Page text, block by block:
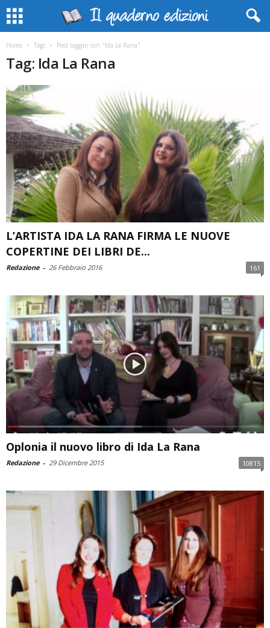
Home Tags Post taggati con "Ida La Rana"
Tag: Ida La Rana
L’ARTISTA IDA LA RANA FIRMA LE NUOVE
COPERTINE DEI LIBRI DE...
Redazione - 26 Febbraio 2016 161
Oplonia il nuovo libro di Ida La Rana
Redazione - 29 Dicembre 2015 10815